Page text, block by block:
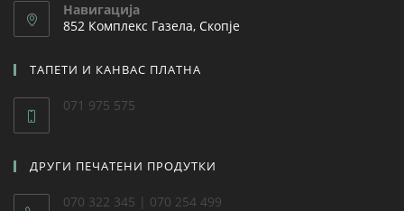
Навигација
852 Комплекс Газела, Скопје
ТАПЕТИ И КАНВАС ПЛАТНА
071 975 575
ДРУГИ ПЕЧАТЕНИ ПРОДУТКИ
070 322 345 | 070 254 499